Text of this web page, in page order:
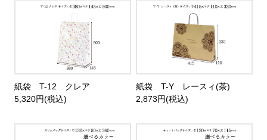
紙袋 T-12 クレア
5,320円(税込)
紙袋 T-Y レースィ(茶)
2,873円(税込)